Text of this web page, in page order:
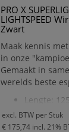
voor
speeltijd
met
voor on
PRO X
LIGHTSPEED
Zwart
Maak kennis
in onze
Gemaakt in
werelds beste
Lengte:
Breedte:
Hoogte:
excl. BTW per Stuk
€ 175,74 incl. 21%